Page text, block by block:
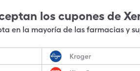
los cupones de
en la mayoría de las farmacias y
Kroger